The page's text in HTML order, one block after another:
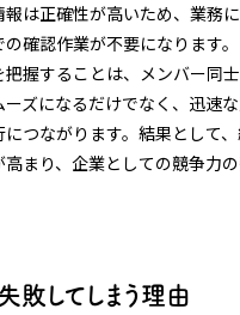
は正確性が高いため、業務
確認作業が不要になります
握することは、メンバー同
ズになるだけでなく、迅速
つながります。結果として
まり、企業としての競争力
敗してしまう理由